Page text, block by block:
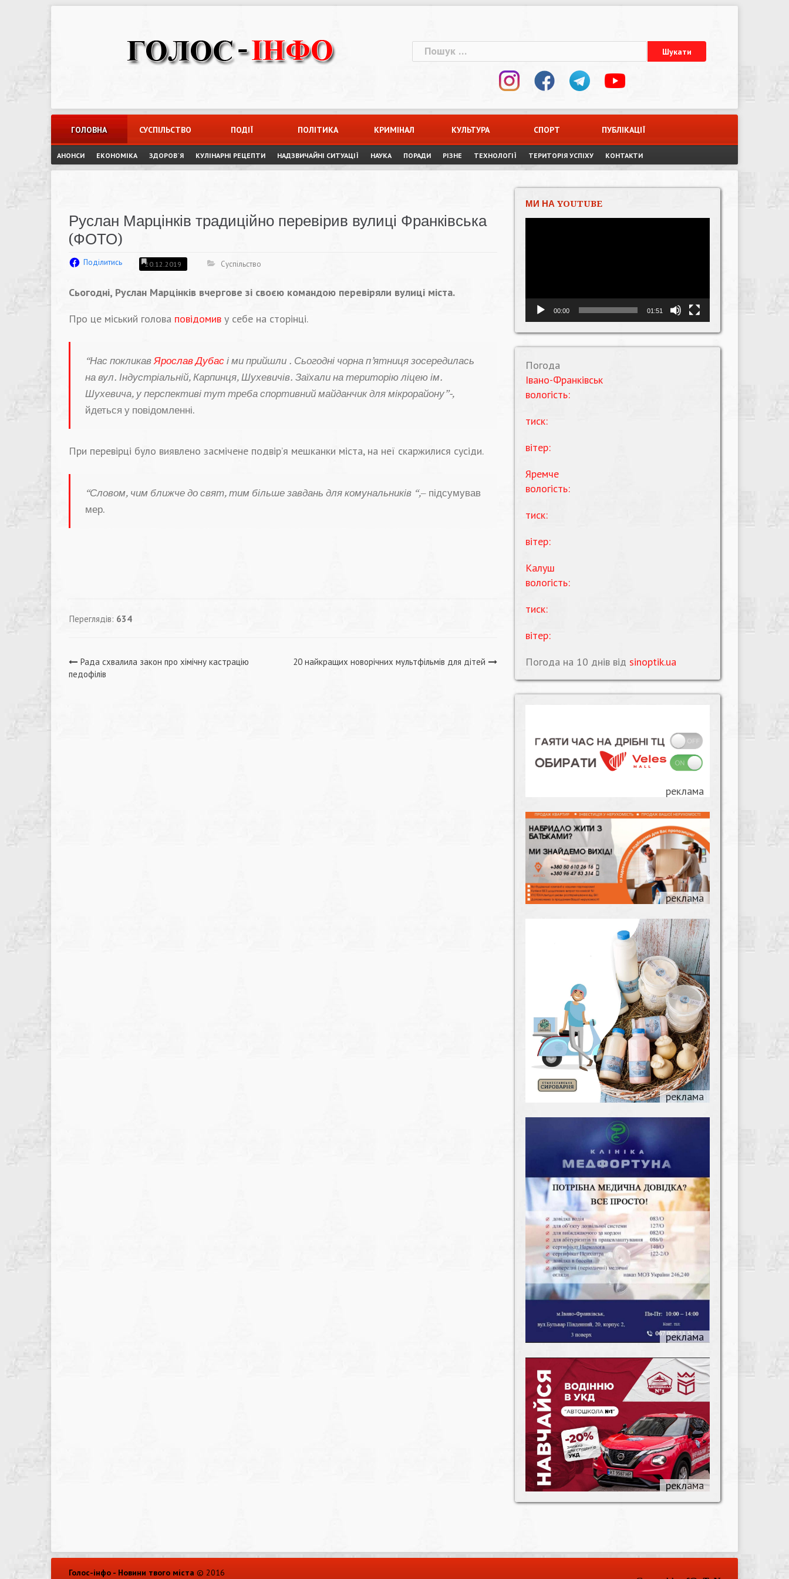
Пошук:
ГОЛОВНА СУСПІЛЬСТВО ПОДІЇ ПОЛІТИКА КРИМІНАЛ КУЛЬТУРА СПОРТ ПУБЛІКАЦІЇ
АНОНСИ ЕКОНОМІКА ЗДОРОВ`Я КУЛІНАРНІ РЕЦЕПТИ НАДЗВИЧАЙНІ СИТУАЦІЇ НАУКА ПОРАДИ РІЗНЕ ТЕХНОЛОГІЇ ТЕРИТОРІЯ УСПІХУ КОНТАКТИ
Руслан Марцінків традиційно перевірив вулиці Франківська
(ФОТО)
Поділитись 20.12.2019 Суспільство
Сьогодні, Руслан Марцінків вчергове зі своєю командою перевіряли вулиці міста.
Про це міський голова повідомив у себе на сторінці.
“Нас покликавЯрослав Дубас і ми прийшли . Сьогодні чорна п’ятниця зосередилась
на вул. Індустріальній, Карпинця, Шухевичів. Заїхали на територію ліцею ім.
Шухевича, у перспективі тут треба спортивний майданчик для мікрорайону”-,
йдеться у повідомленні.
При перевірці було виявлено засмічене подвір’я мешканки міста, на неї скаржилися сусіди.
“Словом, чим ближче до свят, тим більше завдань для комунальників “,– підсумував
мер.
Переглядів: 634
Навігація
Рада схвалила закон про хімічну кастрацію
педофілів
20 найкращих новорічних мультфільмів для дітей
МИ НА YOUTUBE
00:00 01:51
Погода
Івано-Франківськ
вологість:
тиск:
вітер:
Яремче
вологість:
тиск:
вітер:
Калуш
вологість:
тиск:
вітер:
Погода на 10 днів від sinoptik.ua
Голос-інфо - Новини твого міста © 2016